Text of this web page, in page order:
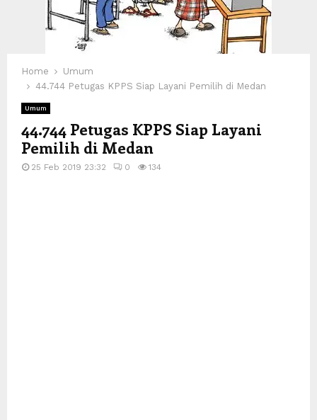
Home
Umum
44.744 Petugas KPPS Siap Layani Pemilih di Medan
Umum
44.744 Petugas KPPS Siap Layani
Pemilih di Medan
25 Feb 2019 23:32 0 134